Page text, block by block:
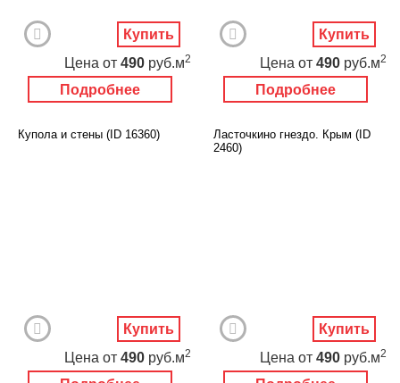
Подробнее
Цена от 490 руб.м2
Купить
Подробнее
Цена от 490 руб.м2
Купить
Купола и стены (ID 16360)
Цена от 490 руб.м2
Купить
Ласточкино гнездо. Крым (ID
2460)
Цена от 490 руб.м2
Купить